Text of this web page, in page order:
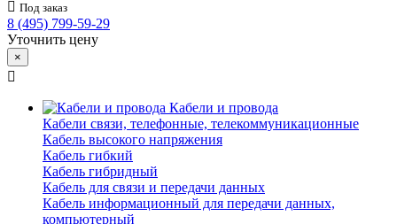
Под заказ
8 (495) 799-59-29
Уточнить цену
×
Кабели и провода
Кабели связи, телефонные, телекоммуникационные
Кабель высокого напряжения
Кабель гибкий
Кабель гибридный
Кабель для связи и передачи данных
Кабель информационный для передачи данных,
компьютерный